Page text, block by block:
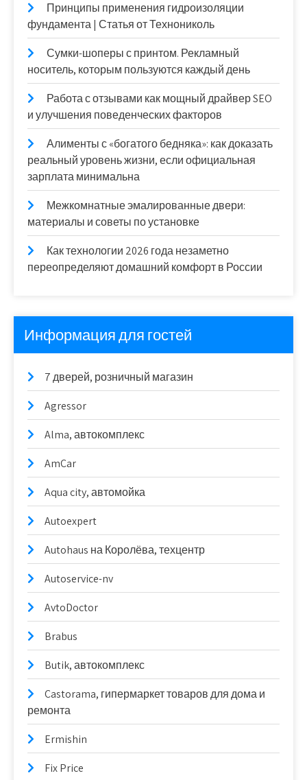
Принципы применения гидроизоляции
фундамента | Статья от Технониколь
Сумки-шоперы с принтом. Рекламный
носитель, которым пользуются каждый день
Работа с отзывами как мощный драйвер SEO
и улучшения поведенческих факторов
Алименты с «богатого бедняка»: как доказать
реальный уровень жизни, если официальная
зарплата минимальна
Межкомнатные эмалированные двери:
материалы и советы по установке
Как технологии 2026 года незаметно
переопределяют домашний комфорт в России
Информация для гостей
7 дверей, розничный магазин
Agressor
Alma, автокомплекс
AmCar
Aqua city, автомойка
Autoexpert
Autohaus на Королёва, техцентр
Autoservice-nv
AvtoDoctor
Brabus
Butik, автокомплекс
Castorama, гипермаркет товаров для дома и
ремонта
Ermishin
Fix Price